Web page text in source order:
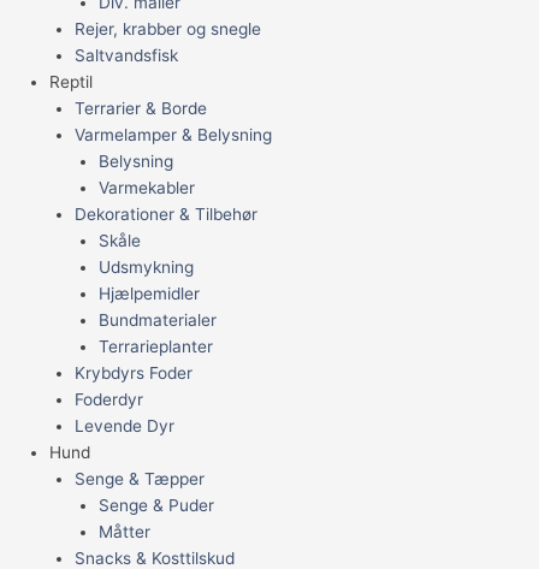
Rejer, krabber og snegle
Saltvandsfisk
Reptil
Terrarier & Borde
Varmelamper & Belysning
Belysning
Varmekabler
Dekorationer & Tilbehør
Skåle
Udsmykning
Hjælpemidler
Bundmaterialer
Terrarieplanter
Krybdyrs Foder
Foderdyr
Levende Dyr
Hund
Senge & Tæpper
Senge & Puder
Måtter
Snacks & Kosttilskud